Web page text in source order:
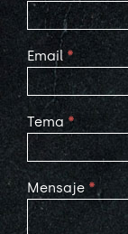
Email *
Tema *
Mensaje *